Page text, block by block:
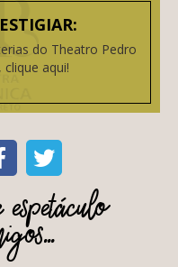
do Theatro Pedro
aqui!